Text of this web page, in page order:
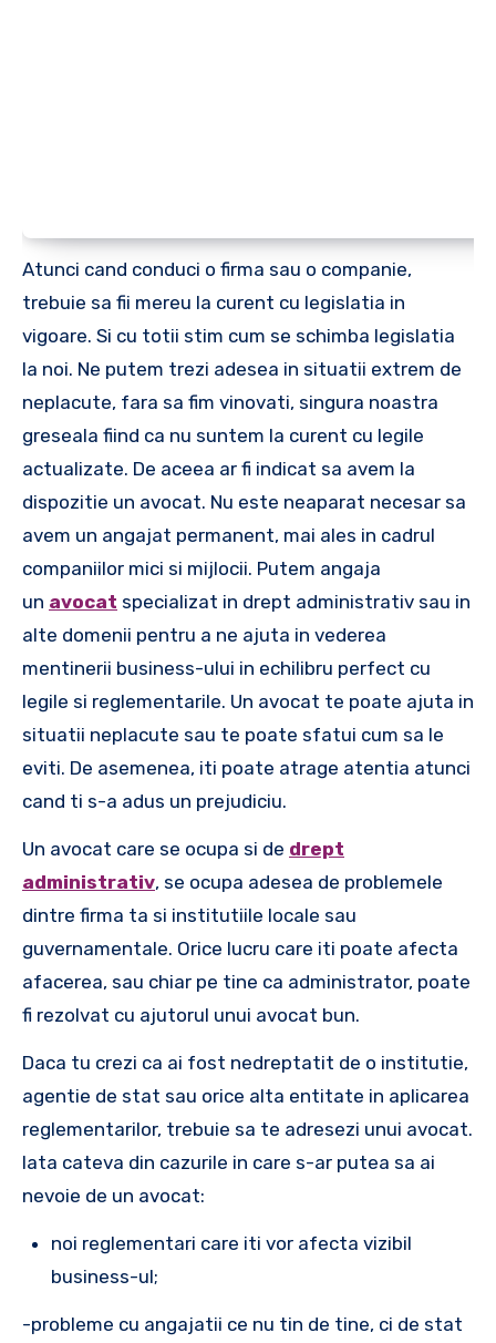
Atunci cand conduci o firma sau o companie,
trebuie sa fii mereu la curent cu legislatia in
vigoare. Si cu totii stim cum se schimba legislatia
la noi. Ne putem trezi adesea in situatii extrem de
neplacute, fara sa fim vinovati, singura noastra
greseala fiind ca nu suntem la curent cu legile
actualizate. De aceea ar fi indicat sa avem la
dispozitie un avocat. Nu este neaparat necesar sa
avem un angajat permanent, mai ales in cadrul
companiilor mici si mijlocii. Putem angaja
un avocat specializat in drept administrativ sau in
alte domenii pentru a ne ajuta in vederea
mentinerii business-ului in echilibru perfect cu
legile si reglementarile. Un avocat te poate ajuta in
situatii neplacute sau te poate sfatui cum sa le
eviti. De asemenea, iti poate atrage atentia atunci
cand ti s-a adus un prejudiciu.
Un avocat care se ocupa si de drept
administrativ, se ocupa adesea de problemele
dintre firma ta si institutiile locale sau
guvernamentale. Orice lucru care iti poate afecta
afacerea, sau chiar pe tine ca administrator, poate
fi rezolvat cu ajutorul unui avocat bun.
Daca tu crezi ca ai fost nedreptatit de o institutie,
agentie de stat sau orice alta entitate in aplicarea
reglementarilor, trebuie sa te adresezi unui avocat.
Iata cateva din cazurile in care s-ar putea sa ai
nevoie de un avocat:
noi reglementari care iti vor afecta vizibil
business-ul;
-probleme cu angajatii ce nu tin de tine, ci de stat